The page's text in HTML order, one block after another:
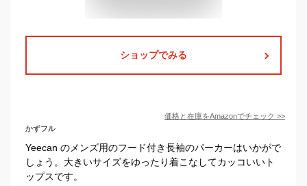
ショップでみる
価格と在庫をAmazonでチェック >>
かずフル
Yeecan のメンズ用のフード付き長袖のパーカーはいかがで
しょう。大きいサイズをゆったり着こなしてカッコいいト
ップスです。